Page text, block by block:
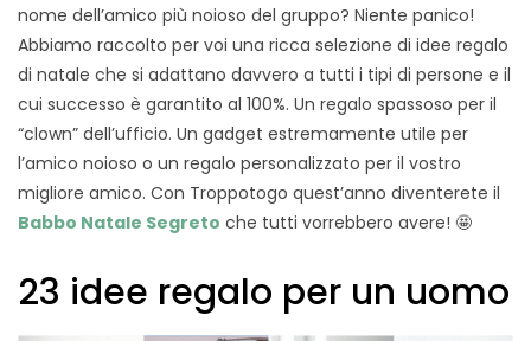
nome dell’amico più noioso del gruppo? Niente panico!
Abbiamo raccolto per voi una ricca selezione di idee regalo
di natale che si adattano davvero a tutti i tipi di persone e il
cui successo è garantito al 100%. Un regalo spassoso per il
“clown” dell’ufficio. Un gadget estremamente utile per
l’amico noioso o un regalo personalizzato per il vostro
migliore amico. Con Troppotogo quest’anno diventerete il
Babbo Natale Segreto che tutti vorrebbero avere! 🤩
23 idee regalo per un uomo